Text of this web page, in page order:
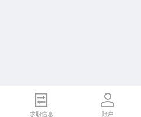
求职信息 账户